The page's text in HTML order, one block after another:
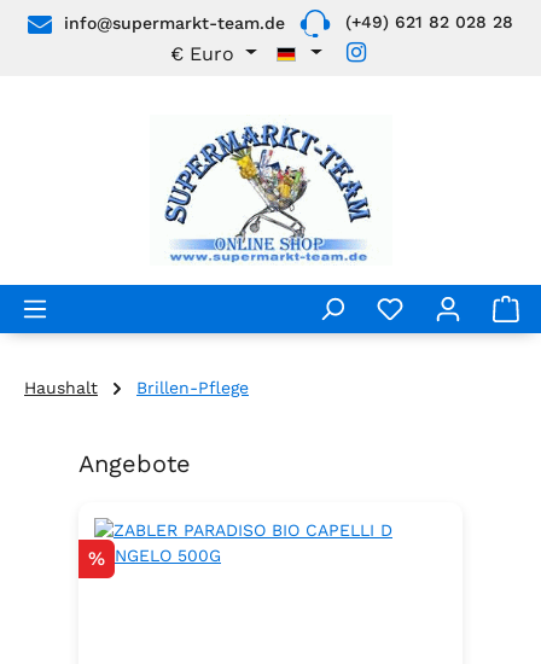
Zum Hauptinhalt springen
info@supermarkt-team.de (+49) 621 82 028 28
€ Euro
Haushalt Brillen-Pflege
Produktgalerie überspringen
Angebote
Rabatt
%